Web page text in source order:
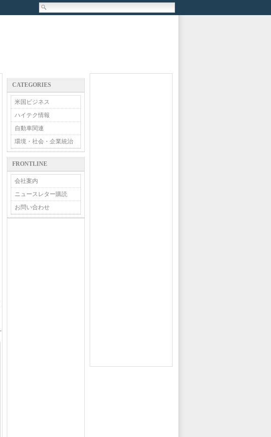
CATEGORIES
米国ビジネス
ハイテク情報
自動車関連
環境・社会・企業統治
FRONTLINE
会社案内
ニュースレター購読
お問い合わせ